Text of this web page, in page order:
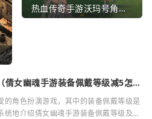
热血传奇手游沃玛号角（热血传奇沃玛装备隐藏属性）
女幽魂手游装备佩戴等级减5怎么
的角色扮演游戏，其中的装备佩戴等级是
地介绍倩女幽魂手游装备佩戴等级及其